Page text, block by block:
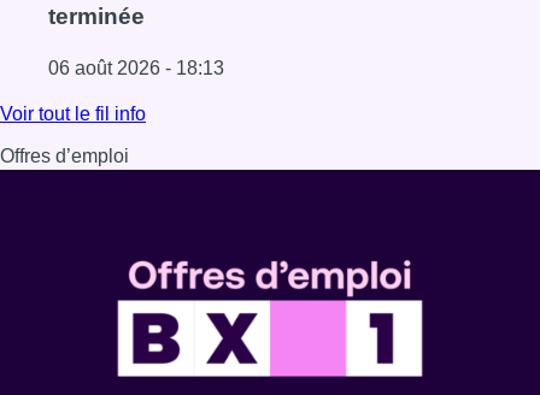
terminée
06 août 2026 - 18:13
Lire l'article La vague de chaleur est officiellement
Voir tout le fil info
Offres d’emploi